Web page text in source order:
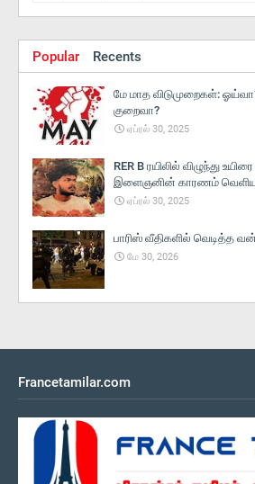
Popular Recents
மே மாத விடுமுறைகள்:
குறைவா?
ஏப்ரல் 30, 2025
RER B ரயிலில் விழுந்து
இளைஞனின் காரணம்
ஏப்ரல் 30, 2025
பாரிஸ் வீதிகளில் வெடித்த
மே 30, 2026
Francetamilar.com